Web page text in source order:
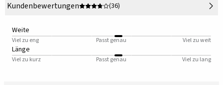
Kundenbewertungen
(36)
Weite
Viel zu eng Passt genau Viel zu weit
Länge
Viel zu kurz Passt genau Viel zu lang